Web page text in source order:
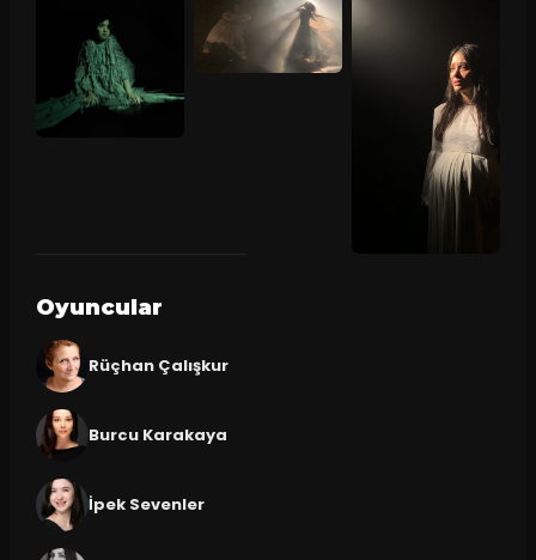
Oyuncular
Rüçhan Çalışkur
Burcu Karakaya
İpek Sevenler